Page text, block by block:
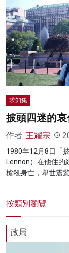
科技
影片
名家榜
灼見活動
關於我們
求知集
披頭四迷的
作者: 王耀宗
1980年12月8日「
Lennon）在他住的
槍殺身亡，舉世震
按類別瀏覽
政局